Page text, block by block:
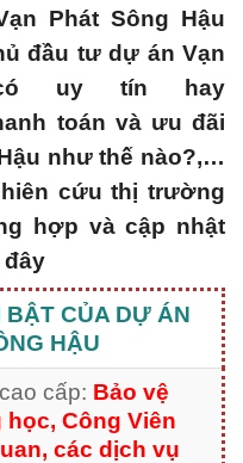
Phát Sông Hậu
đầu tư dự án Vạn
uy tín hay
toán và ưu đãi
như thế nào?,…
cứu thị trường
hợp và cập nhật
đây
CỦA DỰ ÁN
HẬU
cấp: Bảo vệ
Công Viên
các dịch vụ